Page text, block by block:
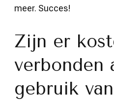
meer. Succes!
Zijn er
verbonden
gebruik